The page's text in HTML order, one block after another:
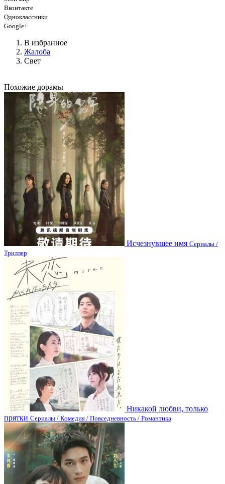
Вконтакте
Одноклассники
Google+
В избранное
Жалоба
Свет
Похожие дорамы
Исчезнувшее имя Сериалы /
Триллер
Никакой любви, только
прятки Сериалы / Комедия / Повседневность / Романтика